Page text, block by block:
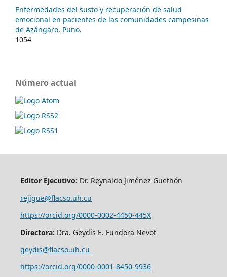
Enfermedades del susto y recuperación de salud
emocional en pacientes de las comunidades campesinas
de Azángaro, Puno.
1054
Número actual
Editor Ejecutivo: Dr. Reynaldo Jiménez Guethón
rejigue@flacso.uh.cu
https://orcid.org/0000-0002-4450-445X
Directora: Dra. Geydis E. Fundora Nevot
geydis@flacso.uh.cu
https://orcid.org/0000-0001-8450-9936